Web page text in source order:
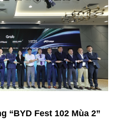
“BYD Fest 102 Mùa 2”